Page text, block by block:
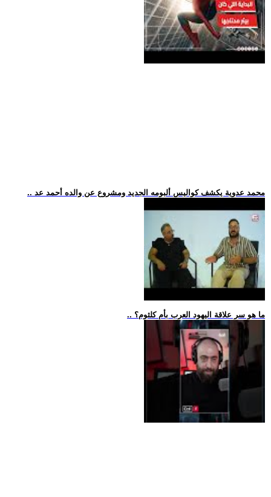
.. محمد عدوية يكشف كواليس ألبومه الجديد ومشروع عن والده أحمد عد
.. ما هو سر علاقة اليهود العرب بأم كلثوم؟